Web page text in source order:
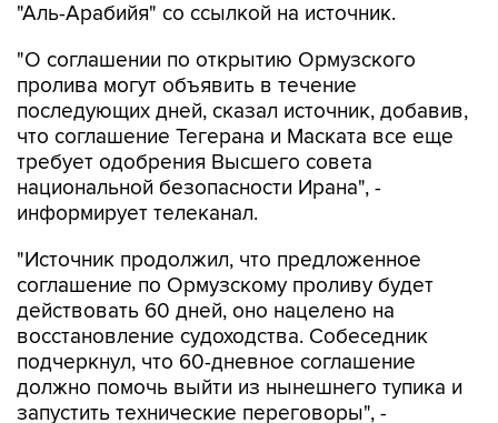
"О соглашении по открытию Ормузского
последующих дней, сказал источник, добавив,
что соглашение Тегерана и Маската все еще
требует одобрения Высшего совета
национальной безопасности Ирана", -
информирует телеканал.
"Источник продолжил, что предложенное
действовать 60 дней, оно нацелено на
восстановление судоходства. Собеседник
подчеркнул, что 60-дневное соглашение
должно помочь выйти из нынешнего тупика и
запустить технические переговоры", -
отмечает "Аль-Арабийя".